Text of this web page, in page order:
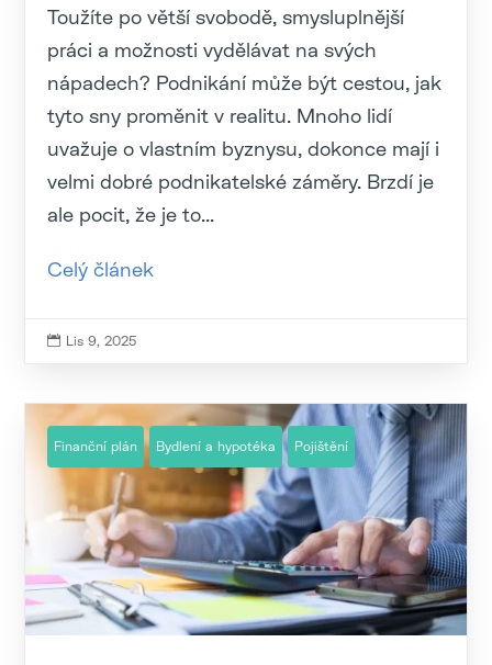
Toužíte po větší svobodě, smysluplnější
práci a možnosti vydělávat na svých
nápadech? Podnikání může být cestou, jak
tyto sny proměnit v realitu. Mnoho lidí
uvažuje o vlastním byznysu, dokonce mají i
velmi dobré podnikatelské záměry. Brzdí je
ale pocit, že je to...
Celý článek
 Lis 9, 2025
Finanční plán Bydlení a hypotéka Pojištění